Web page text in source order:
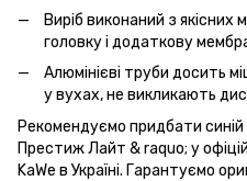
Виріб виконаний з якісних
головку і додаткову
Алюмінієві труби досить
у вухах, не викликають
Рекомендуємо придбати
Престиж Лайт & raquo; у
KaWe в Україні. Гарантуємо